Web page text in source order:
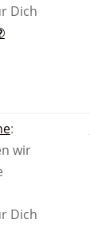
Dich
:
wir
Dich